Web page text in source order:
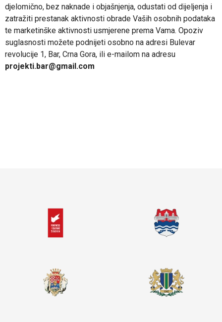
djelomično, bez naknade i objašnjenja, odustati od dijeljenja i
zatražiti prestanak aktivnosti obrade Vaših osobnih podataka
te marketinške aktivnosti usmjerene prema Vama. Opoziv
suglasnosti možete podnijeti osobno na adresi Bulevar
revolucije 1, Bar, Crna Gora, ili e-mailom na adresu
projekti.bar@gmail.com